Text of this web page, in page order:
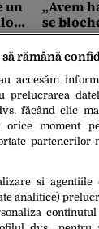
un
„Avem
se
să rămână
accesăm
făcând clic
moment
partenerilor
si agentiile
analitice)